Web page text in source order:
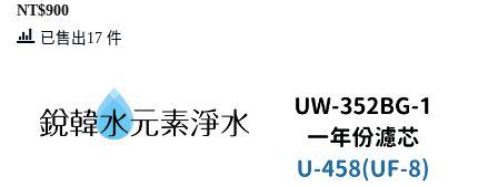
NT$900
已售出17 件